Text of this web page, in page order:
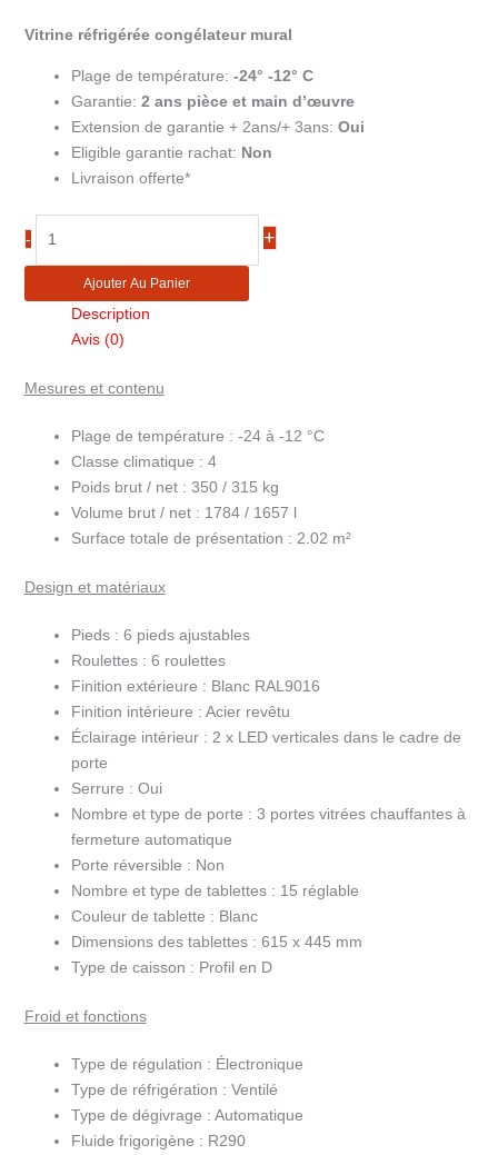
Vitrine réfrigérée congélateur mural
Plage de température: -24° -12° C
Garantie: 2 ans pièce et main d’œuvre
Extension de garantie + 2ans/+ 3ans: Oui
Eligible garantie rachat: Non
Livraison offerte*
-
murale
négatif
NF7500G
+
Ajouter Au Panier
Description
Avis (0)
Mesures et contenu
Plage de température : -24 à -12 °C
Classe climatique : 4
Poids brut / net : 350 / 315 kg
Volume brut / net : 1784 / 1657 l
Surface totale de présentation : 2.02 m²
Design et matériaux
Pieds : 6 pieds ajustables
Roulettes : 6 roulettes
Finition extérieure : Blanc RAL9016
Finition intérieure : Acier revêtu
Éclairage intérieur : 2 x LED verticales dans le cadre de
porte
Serrure : Oui
Nombre et type de porte : 3 portes vitrées chauffantes à
fermeture automatique
Porte réversible : Non
Nombre et type de tablettes : 15 réglable
Couleur de tablette : Blanc
Dimensions des tablettes : 615 x 445 mm
Type de caisson : Profil en D
Froid et fonctions
Type de régulation : Électronique
Type de réfrigération : Ventilé
Type de dégivrage : Automatique
Fluide frigorigène : R290